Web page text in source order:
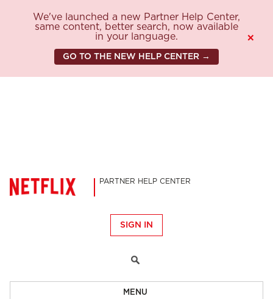
We've launched a new Partner Help Center,
same content, better search, now available
in your language.
GO TO THE NEW HELP CENTER →
×
PARTNER HELP CENTER
SIGN IN
MENU